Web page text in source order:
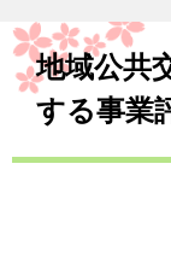
。
て
本
本
文 地域公共
する事業